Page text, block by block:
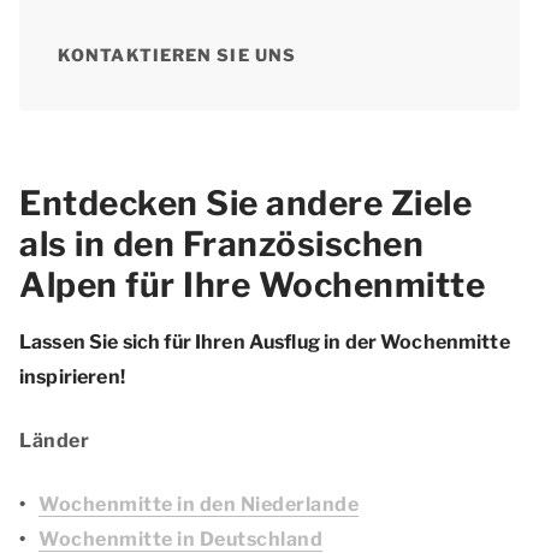
KONTAKTIEREN SIE UNS
Entdecken Sie andere Ziele
als in den Französischen
Alpen für Ihre Wochenmitte
Lassen Sie sich für Ihren Ausflug in der Wochenmitte
inspirieren!
Länder
Wochenmitte in den Niederlande
Wochenmitte in Deutschland